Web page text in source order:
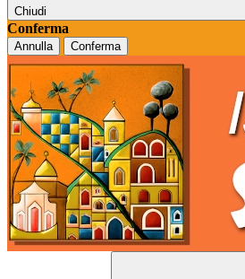
Chiudi
Conferma
Annulla Conferma